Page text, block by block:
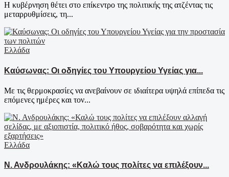
Η κυβέρνηση θέτει στο επίκεντρο της πολιτικής της ατζέντας τις
μεταρρυθμίσεις, τη...
Ελλάδα
Καύσωνας: Οι οδηγίες του Υπουργείου Υγείας για...
Με τις θερμοκρασίες να ανεβαίνουν σε ιδιαίτερα υψηλά επίπεδα τις
επόμενες ημέρες και τον...
Ελλάδα
Ν. Ανδρουλάκης: «Καλώ τους πολίτες να επιλέξουν...